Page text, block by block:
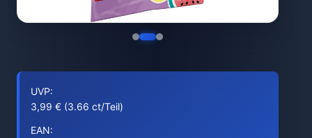
UVP:
3,99 € (3.66 ct/Teil)
EAN: